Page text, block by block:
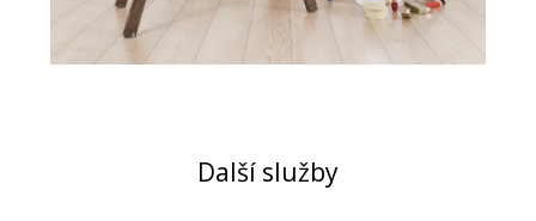
Další služby